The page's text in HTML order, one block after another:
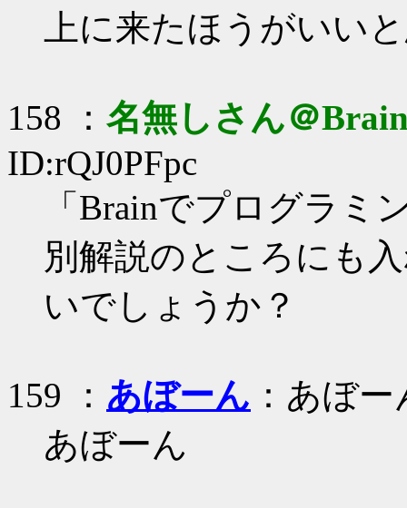
上に来たほうがいい
158 ： 名無しさん＠
ID:rQJ0PFpc
「Brainでプログラミ
別解説のところにも
いでしょうか？
159 ： あぼーん ：あぼー
あぼーん